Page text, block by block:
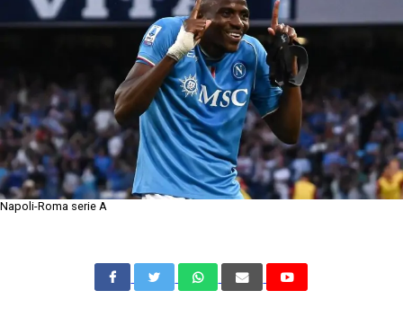
Napoli-Roma serie A